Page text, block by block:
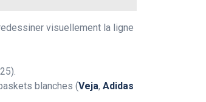
visuellement la ligne
blanches (Veja, Adidas